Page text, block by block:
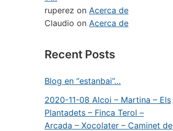
ruperez on Acerca de
Claudio on Acerca de
Recent Posts
Blog en “estanbai”…
2020-11-08 Alcoi – Martina – Els
Plantadets – Finca Terol –
Arcada – Xocolater – Caminet de